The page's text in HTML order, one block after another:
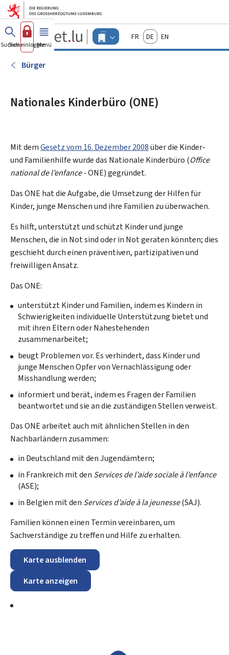
Zum Hauptmenü
Zum Inhalt
Guichet.lu
Changer
d'espace
FrançaisDeutschEnglish
Suchen
Sich einloggen
Menü Haupt-
Bürger
Nationales Kinderbüro (ONE)
Mit demGesetz vom 16. Dezember 2008über die Kinder-
und Familienhilfe wurde das Nationale Kinderbüro (Office
national de l’enfance- ONE) gegründet.
Das ONE hat die Aufgabe, die Umsetzung der Hilfen für
Kinder, junge Menschen und ihre Familien zu überwachen.
Es hilft, unterstützt und schützt Kinder und junge
Menschen, die in Not sind oder in Not geraten könnten; dies
geschieht durch einen präventiven, partizipativen und
freiwilligen Ansatz.
Das ONE:
unterstützt Kinder und Familien, indem es Kindern in
Schwierigkeiten individuelle Unterstützung bietet und
mit ihren Eltern oder Nahestehenden
zusammenarbeitet;
beugt Problemen vor. Es verhindert, dass Kinder und
junge Menschen Opfer von Vernachlässigung oder
Misshandlung werden;
informiert und berät, indem es Fragen der Familien
beantwortet und sie an die zuständigen Stellen verweist.
Das ONE arbeitet auch mit ähnlichen Stellen in den
Nachbarländern zusammen:
in Deutschland mit den Jugendämtern;
in Frankreich mit den Services de l’aide sociale à l’enfance
(ASE);
in Belgien mit den Services d’aide à la jeunesse(SAJ).
Familien können einen Termin vereinbaren, um
Sachverständige zu treffen und Hilfe zu erhalten.
Karte ausblenden
Karte anzeigen